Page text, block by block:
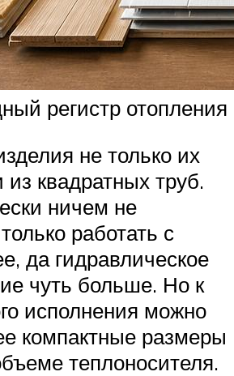
регистр отопления
не только их
из квадратных труб.
ничем не
работать с
да гидравлическое
чуть больше. Но к
исполнения можно
компактные размеры
теплоносителя.